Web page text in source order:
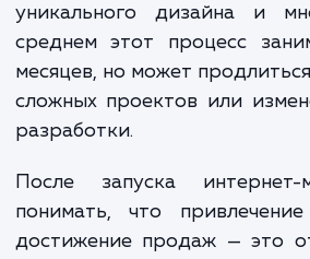
Уточнение стоимости создания
детального обсуждения ваших
индивидуальную оценку стоимости,
соответствовать вашим
ориентировочными и могут
конкретных требований проекта и
интернет-магазинов. Наша цель -
которое поможет вашему бизнесу